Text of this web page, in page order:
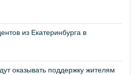
из Екатеринбурга в
оказывать поддержку жителям